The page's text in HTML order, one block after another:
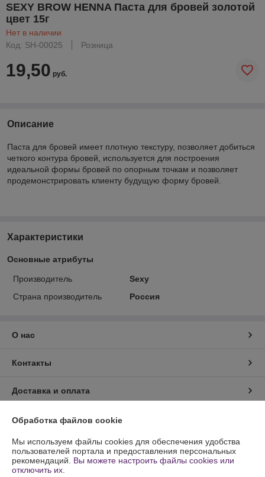
SEXY BROW HENNA Паста для бровей золотой
цвет 15г
Нет в наличии
Код: SH-00025
Розница
19,50 руб.
Описание
Паста для бровей имеет плотную текстуру, позволяет добиться
четкого контура бровей, используется для построения
идеальной формы бровей по опорным точкам и позволяет
продемонстрировать клиенту будущую форму бровей.
Характеристики
Основные атрибуты
Производитель
Sexy
Страна производитель
Россия
О нас
Контакты
Доставка и оплата
График работы
Полная версия сайта
Политика обработки cookies
Обработка файлов cookie
Мы используем файлы cookies для обеспечения удобства
пользователей портала и предоставления персональных
рекомендаций. Вы можете настроить файлы cookies или
отключить их.